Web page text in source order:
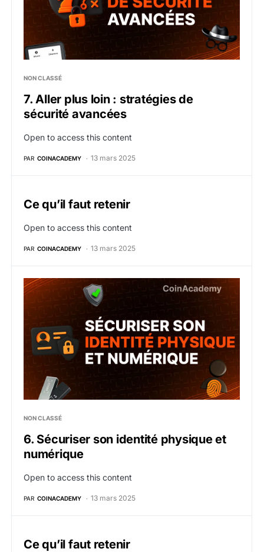
NON CLASSÉ
7. Aller plus loin : stratégies de
sécurité avancées
Open to access this content
PAR COINACADEMY 13 mars 2025
Ce qu’il faut retenir
Open to access this content
PAR COINACADEMY 13 mars 2025
6. Sécuriser son identité physique et numérique
NON CLASSÉ
6. Sécuriser son identité physique et
numérique
Open to access this content
PAR COINACADEMY 13 mars 2025
Ce qu’il faut retenir